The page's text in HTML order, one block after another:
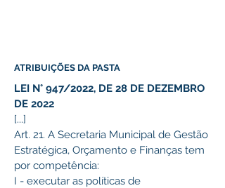
ATRIBUIÇÕES DA PASTA
LEI N° 947/2022, DE 28 DE DEZEMBRO
DE 2022
[...]
Art. 21. A Secretaria Municipal de Gestão
Estratégica, Orçamento e Finanças tem
por competência:
I - executar as políticas de